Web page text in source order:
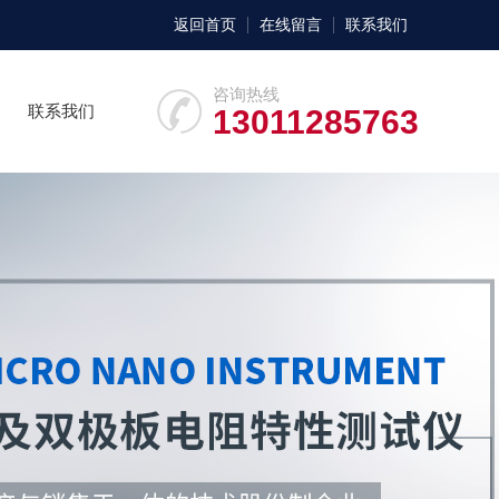
返回首页 在线留言 联系我们
咨询热线
13011285763
联系我们